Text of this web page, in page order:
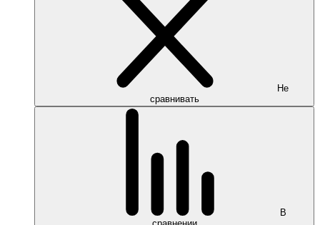
Не
сравнивать
В